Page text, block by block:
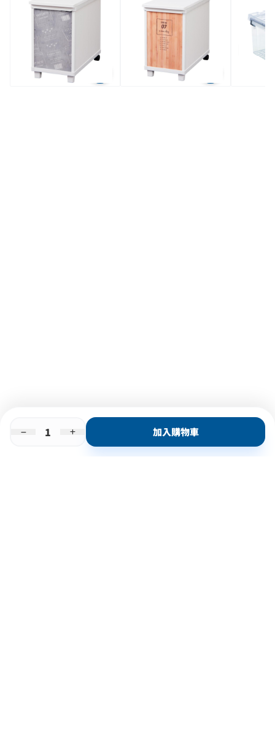
$83.3 $83.3
1K+
$59.9
加入購物車